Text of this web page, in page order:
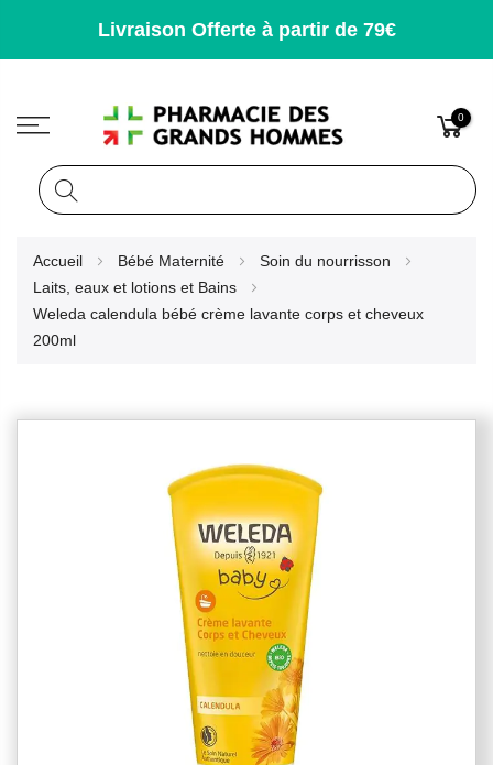
Livraison Offerte à partir de 79€
0
Accueil Bébé Maternité
Soin du nourrisson
Laits, eaux et lotions et Bains
Weleda calendula bébé crème lavante corps et cheveux
200ml